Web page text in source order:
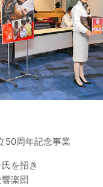
50周年記念事業
を招き
楽団